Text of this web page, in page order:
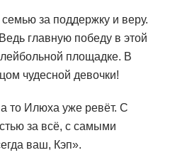
за поддержку и веру.
главную победу в этой
площадке. В
чудесной девочки!
то Илюха уже ревёт. С
за всё, с самыми
ваш, Кэп».